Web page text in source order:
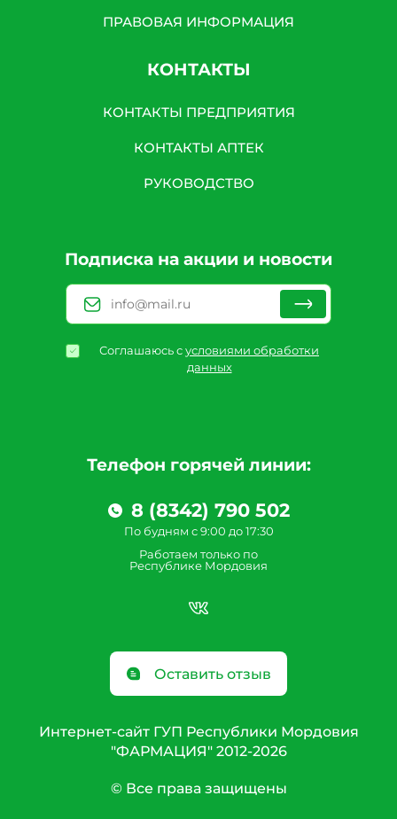
Телефон горячей линии:
8 (8342) 790 502
По будням с 9:00 до 17:30
Работаем только по
Республике Мордовия
Оставить отзыв
ПРАВОВАЯ ИНФОРМАЦИЯ
КОНТАКТЫ
КОНТАКТЫ ПРЕДПРИЯТИЯ
КОНТАКТЫ АПТЕК
РУКОВОДСТВО
Подписка на акции и новости
Соглашаюсь сусловиями обработки
данных
Интернет-сайт ГУП Республики Мордовия
"ФАРМАЦИЯ" 2012-2026
© Все права защищены